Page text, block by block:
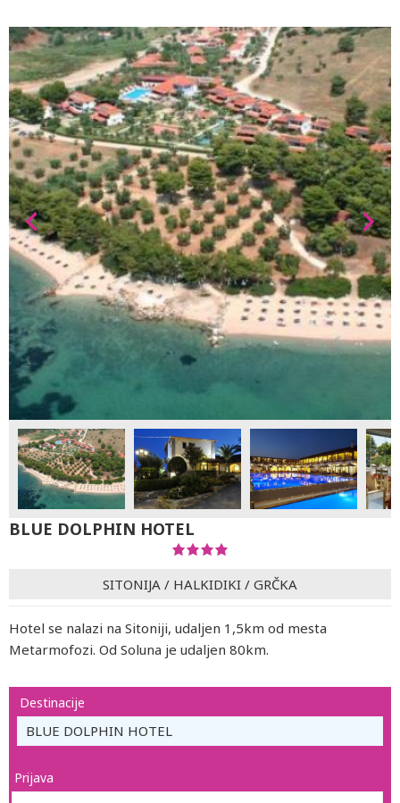
BLUE DOLPHIN HOTEL
SITONIJA / HALKIDIKI / GRČKA
Hotel se nalazi na Sitoniji, udaljen 1,5km od mesta
Metarmofozi. Od Soluna je udaljen 80km.
Destinacije
BLUE DOLPHIN HOTEL
Prijava